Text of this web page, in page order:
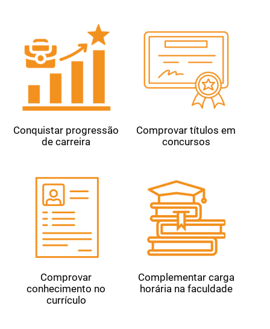
Conquistar progressão
de carreira
Comprovar títulos em
concursos
Comprovar
conhecimento no
currículo
Complementar carga
horária na faculdade